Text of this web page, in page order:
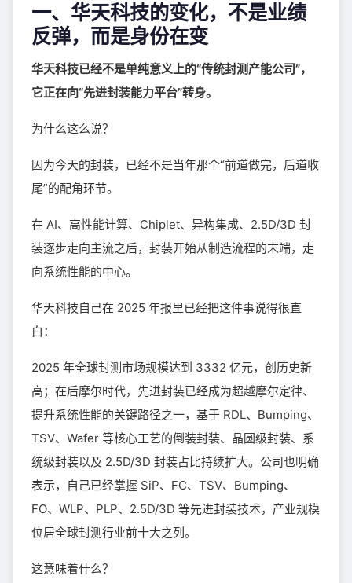
一、华天科技的变化，不是业绩
反弹，而是身份在变
华天科技已经不是单纯意义上的“传统封测产能公司”，
它正在向“先进封装能力平台”转身。
为什么这么说？
因为今天的封装，已经不是当年那个“前道做完，后道收
尾”的配角环节。
在 AI、高性能计算、Chiplet、异构集成、2.5D/3D 封
装逐步走向主流之后，封装开始从制造流程的末端，走
向系统性能的中心。
华天科技自己在 2025 年报里已经把这件事说得很直
白：
2025 年全球封测市场规模达到 3332 亿元，创历史新
高；在后摩尔时代，先进封装已经成为超越摩尔定律、
提升系统性能的关键路径之一，基于 RDL、Bumping、
TSV、Wafer 等核心工艺的倒装封装、晶圆级封装、系
统级封装以及 2.5D/3D 封装占比持续扩大。公司也明确
表示，自己已经掌握 SiP、FC、TSV、Bumping、
FO、WLP、PLP、2.5D/3D 等先进封装技术，产业规模
位居全球封测行业前十大之列。
这意味着什么？